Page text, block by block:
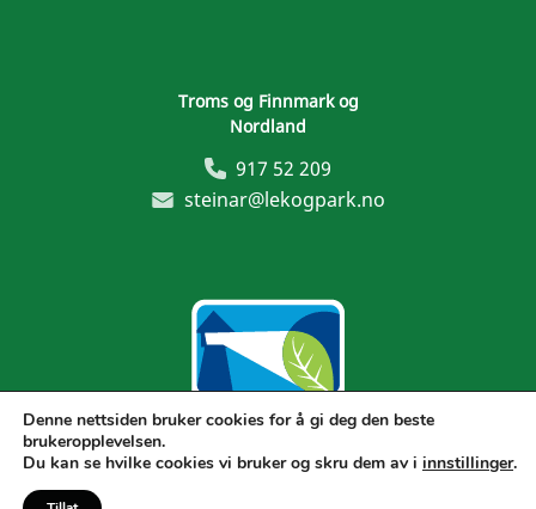
Troms og Finnmark og
Nordland
917 52 209
steinar@lekogpark.no
Denne nettsiden bruker cookies for å gi deg den beste
brukeropplevelsen.
Du kan se hvilke cookies vi bruker og skru dem av i innstillinger.